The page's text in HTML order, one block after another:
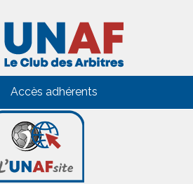
Accès adhérents